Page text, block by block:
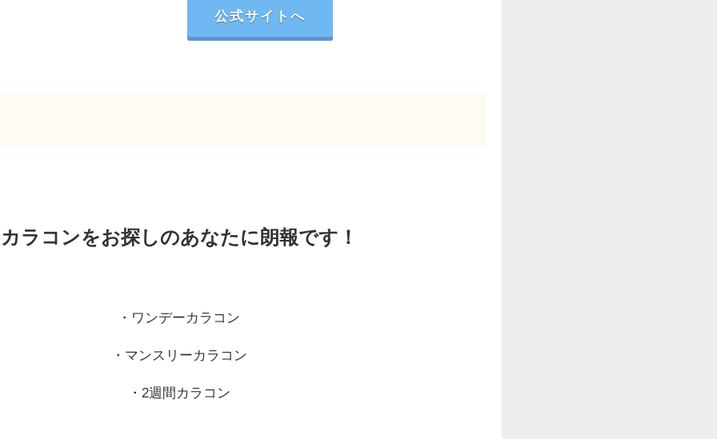
公式サイトへ
カラコンをお探しのあなたに朗報です！
・ワンデーカラコン
・マンスリーカラコン
・2週間カラコン